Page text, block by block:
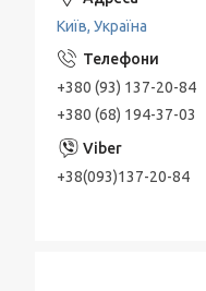
Київ, Україна
+380 (93) 137-20-84
+380 (68) 194-37-03
+38(093)137-20-84